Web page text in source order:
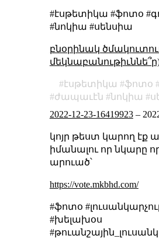
#էսթետիկա #ֆոտօ
#նոկիա #սենսիա
բնօրինակ
էսթետիկա ֆոտօ
ժապաւէն
նոկիա
2022-12-23-16419923–
կոյր թեստ կարող էք
իմանալու որ նկարը
արուած՝
https://vote.mkbhd.com/
#ֆոտօ
#խելախօս